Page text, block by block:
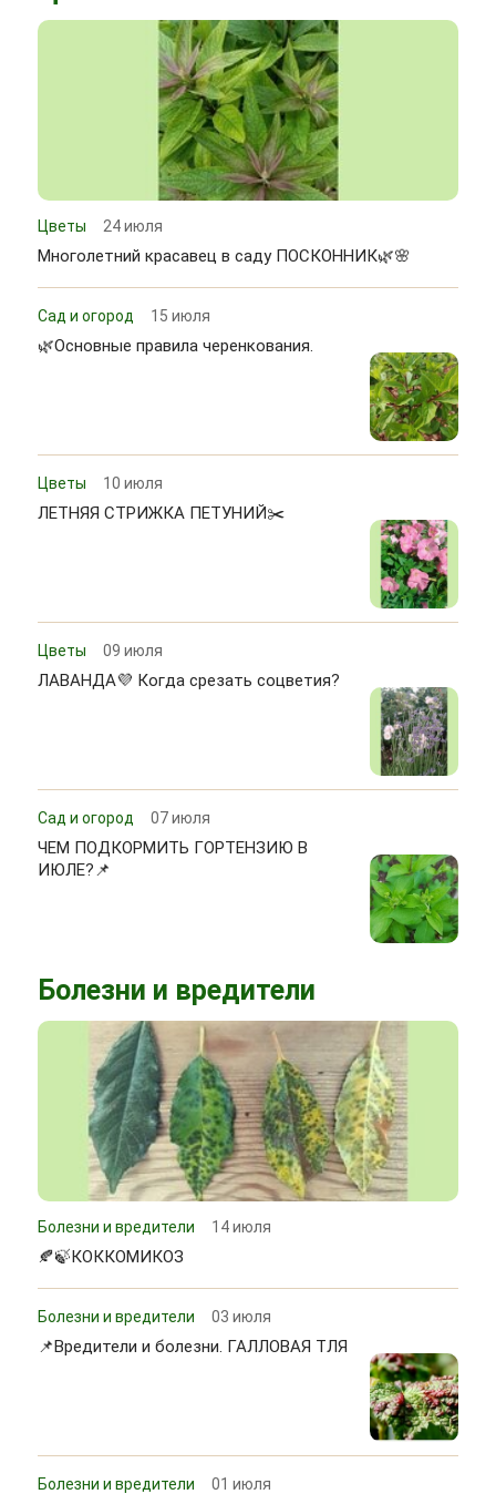
Цветы 24 июля
Многолетний красавец в саду ПОСКОННИК🌿🌸
Сад и огород 15 июля
🌿Основные правила черенкования.
Цветы 10 июля
ЛЕТНЯЯ СТРИЖКА ПЕТУНИЙ✂️
Цветы 09 июля
ЛАВАНДА💜 Когда срезать соцветия?
Сад и огород 07 июля
ЧЕМ ПОДКОРМИТЬ ГОРТЕНЗИЮ В
ИЮЛЕ?📌
Болезни и вредители
Болезни и вредители 14 июля
🍂🍃КОККОМИКОЗ
Болезни и вредители 03 июля
📌Вредители и болезни. ГАЛЛОВАЯ ТЛЯ
Болезни и вредители 01 июля